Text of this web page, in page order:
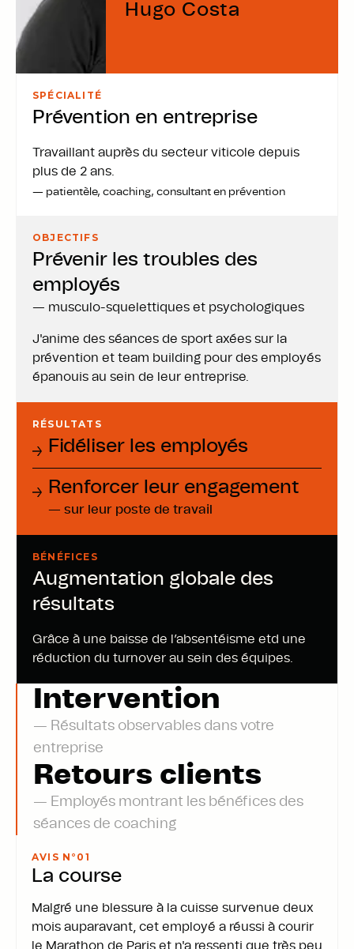
Hugo Costa
SPÉCIALITÉ
:
Prévention en entreprise
Travaillant auprès du secteur viticole depuis
plus de 2 ans.
— patientèle, coaching, consultant en prévention
OBJECTIFS
:
Prévenir les troubles des
employés
— musculo-squelettiques et psychologiques
J'anime des séances de sport axées sur la
prévention et team building pour des employés
épanouis au sein de leur entreprise.
RÉSULTATS
:
Fidéliser les employés
Renforcer leur engagement
— sur leur poste de travail
BÉNÉFICES
:
Augmentation globale des
résultats
Grâce à une baisse de l’absentéisme etd une
réduction du turnover au sein des équipes.
Intervention
— Résultats observables dans votre
entreprise
Gestion
Gain de temps
Démarche RSE
Réductions constatées
Absentéisme
Retours clients
— Employés montrant les bénéfices des
séances de coaching
AVIS N°0 1
La course
Malgré une blessure à la cuisse survenue deux
mois auparavant, cet employé a réussi à courir
le Marathon de Paris et n'a ressenti que très peu